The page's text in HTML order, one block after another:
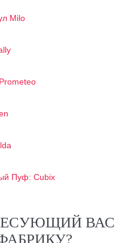
Milo
Пуф: Cubix
ВАС